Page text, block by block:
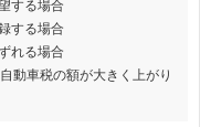
する場合
する場合
れる場合
動車税の額が大きく上がり